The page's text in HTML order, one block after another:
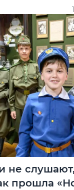
не
прошла